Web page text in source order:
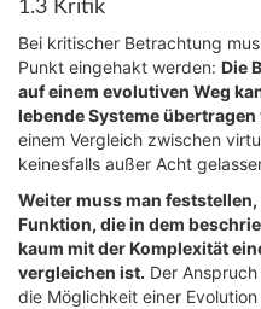
1.3 Kritik
Bei kritischer Betrachtung
Punkt eingehakt werden: Die
auf einem evolutiven Weg
lebende Systeme übertragen
einem Vergleich zwischen
keinesfalls außer Acht
Weiter muss man
Funktion, die in dem
kaum mit der Komplexität
vergleichen ist. Der
die Möglichkeit einer